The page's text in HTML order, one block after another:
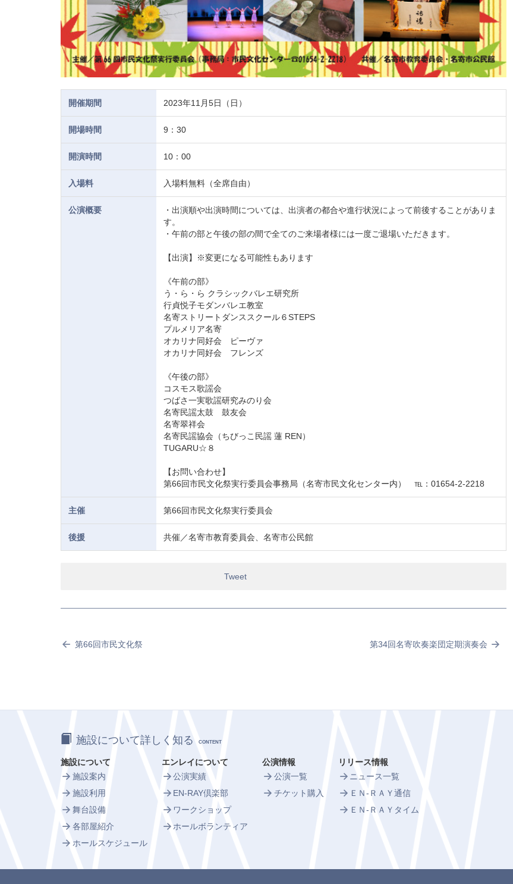
開催期間 2023年11月5日（日）
開場時間 9：30
開演時間 10：00
入場料 入場料無料（全席自由）
公演概要
・出演順や出演時間については、出演者の都合や進行状況によって前後することがありま
す。
・午前の部と午後の部の間で全てのご来場者様には一度ご退場いただきます。
【出演】※変更になる可能性もあります
《午前の部》
う・ら・ら クラシックバレエ研究所
行貞悦子モダンバレエ教室
名寄ストリートダンススクール６STEPS
プルメリア名寄
オカリナ同好会 ピーヴァ
オカリナ同好会 フレンズ
《午後の部》
コスモス歌謡会
つばさ一実歌謡研究みのり会
名寄民謡太鼓 鼓友会
名寄翠祥会
名寄民謡協会（ちびっこ民謡 蓮 REN）
TUGARU☆８
【お問い合わせ】
第66回市民文化祭実行委員会事務局（名寄市民文化センター内） ℡：01654-2-2218
主催 第66回市民文化祭実行委員会
後援 共催／名寄市教育委員会、名寄市公民館
Tweet
第66回市民文化祭 第34回名寄吹奏楽団定期演奏会
施設について詳しく知る CONTENT
施設について
施設案内
施設利用
舞台設備
各部屋紹介
ホールスケジュール
エンレイについて
公演実績
EN-RAY倶楽部
ワークショップ
ホールボランティア
公演情報
公演一覧
チケット購入
リリース情報
ニュース一覧
ＥＮ-ＲＡＹ通信
ＥＮ-ＲＡＹタイム